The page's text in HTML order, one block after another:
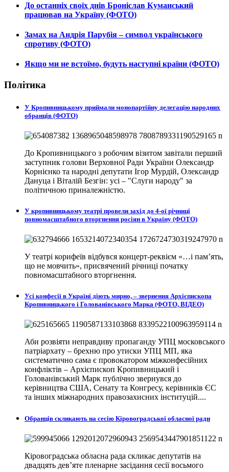
До останніх своїх днів Броніслав Куманський
працював на Україну (ФОТО)
Замах на Андрія Парубія – символ українського
спротиву (ФОТО)
Якщо ми не встоїмо, будуть наступні країни (ФОТО)
Політика
У Кропивницькому приймали монопартійну делегацію народних
обранців (ФОТО)
До Кропивницького з робочим візитом завітали перший
заступник голови Верховної Ради України Олександр
Корнієнко та народні депутати Ігор Мурдій, Олександр
Дануца і Віталій Безгін: усі – "Слуги народу" за
політичною приналежністю.
У кропивницькому театрі провели захід до 4-ої річниці
повномасштабного вторгнення росіян в Україну (ФОТО)
У театрі корифеїв відбувся концерт-реквієм «…і пам’ять,
що не мовчить», присвячений річниці початку
повномасштабного вторгнення.
Усі конфесії в Україні діють мирно, – звернення Архієпископа
Кропивницького і Голованівського Марка (ФОТО, ВІДЕО)
Аби розвіяти неправдиву пропаганду УПЦ московського
патріархату – брехню про утиски УПЦ МП, яка
систематично сама є провокатором міжконфесійних
конфліктів – Архієпископ Кропивницький і
Голованівський Марк публічно звернувся до
керівництва США, Сенату та Конгресу, керівників ЄС
та інших міжнародних правозахисних інституцій....
Обранців скликають на сесію Кіровоградської обласної ради
Кіровоградська обласна рада скликає депутатів на
двадцять дев’яте пленарне засідання сесії восьмого